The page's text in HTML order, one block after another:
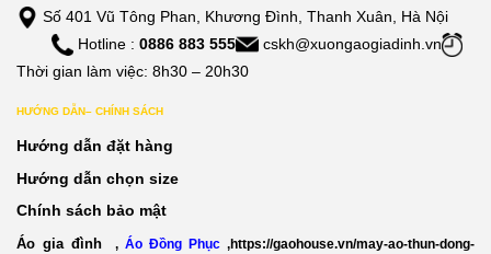
Số 401 Vũ Tông Phan, Khương Đình, Thanh Xuân, Hà Nội
Hotline : 0886 883 555
cskh@xuongaogiadinh.vn
Thời gian làm việc: 8h30 – 20h30
HƯỚNG DẪN– CHÍNH SÁCH
Hướng dẫn đặt hàng
Hướng dẫn chọn size
Chính sách bảo mật
Áo gia đình , Áo Đồng Phục ,https://gaohouse.vn/may-ao-thun-dong-